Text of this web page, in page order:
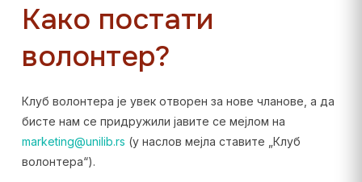
Како постати
волонтер?
Клуб волонтера је увек отворен за нове чланове, а да
бисте нам се придружили јавите се мејлом на
marketing@unilib.rs (у наслов мејла ставите „Клуб
волонтера“).